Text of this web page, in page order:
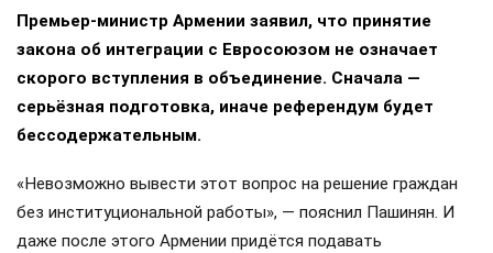
Премьер-министр Армении заявил, что принятие
закона об интеграции с Евросоюзом не означает
скорого вступления в объединение. Сначала —
серьёзная подготовка, иначе референдум будет
бессодержательным.
«Невозможно вывести этот вопрос на решение граждан
без институциональной работы», — пояснил Пашинян. И
даже после этого Армении придётся подавать